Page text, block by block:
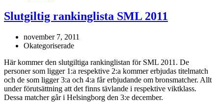
Slutgiltig rankinglista SML 2011
november 7, 2011
Okategoriserade
Här kommer den slutgiltiga rankinglistan för SML 2011. De
personer som ligger 1:a respektive 2:a kommer erbjudas titelmatch
och de som ligger 3:a och 4:a får erbjudande om bronsmatcher. Allt
under förutsättning att det finns tävlande i respektive viktklass.
Dessa matcher går i Helsingborg den 3:e december.